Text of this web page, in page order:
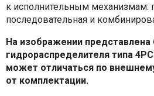
к исполнительным механизмам:
последовательная и
На изображении
гидрораспределителя типа
может отличаться по
от комплектации.